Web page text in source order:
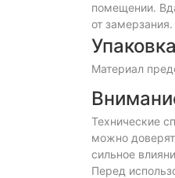
помещении.
от замерзания.
Материал
Технические
можно
сильное
Перед